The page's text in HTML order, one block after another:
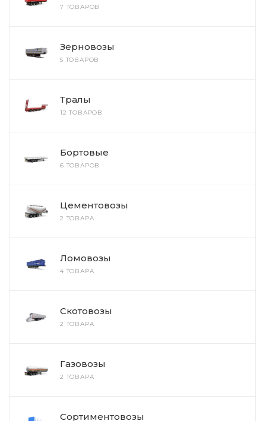
7 ТОВАРОВ
Зерновозы
5 ТОВАРОВ
Тралы
12 ТОВАРОВ
Бортовые
6 ТОВАРОВ
Цементовозы
2 ТОВАРА
Ломовозы
4 ТОВАРА
Скотовозы
2 ТОВАРА
Газовозы
2 ТОВАРА
Сортиментовозы